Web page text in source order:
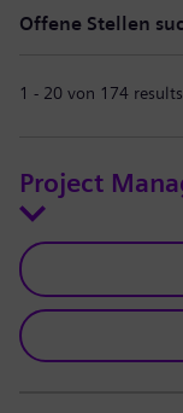
Offene Stellen
1 - 20 von 174 results
Project